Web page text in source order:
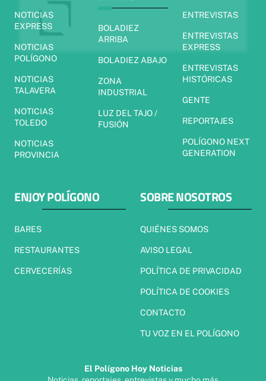
NOTICIAS
EXPRESS
NOTICIAS
POLÍGONO
NOTICIAS
TALAVERA
NOTICIAS
TOLEDO
NOTICIAS
PROVINCIA
BOLADIEZ
ARRIBA
BOLADIEZ ABAJO
ZONA
INDUSTRIAL
LUZ DEL TAJO /
FUSIÓN
ENTREVISTAS
ENTREVISTAS
EXPRESS
ENTREVISTAS
HISTÓRICAS
GENTE
REPORTAJES
POLÍGONO NEXT
GENERATION
ENJOY POLÍGONO
BARES
RESTAURANTES
CERVECERÍAS
SOBRE NOSOTROS
QUIÉNES SOMOS
AVISO LEGAL
POLÍTICA DE PRIVACIDAD
POLÍTICA DE COOKIES
CONTACTO
TU VOZ EN EL POLÍGONO
El Polígono Hoy Noticias